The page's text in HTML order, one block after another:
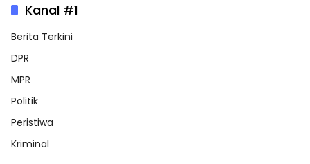
Kanal #1
Berita Terkini
DPR
MPR
Politik
Peristiwa
Kriminal